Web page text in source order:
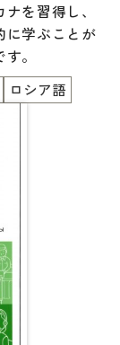
を習得し、
に学ぶことが
。
ロシア語